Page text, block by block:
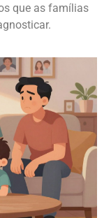
que as famílias